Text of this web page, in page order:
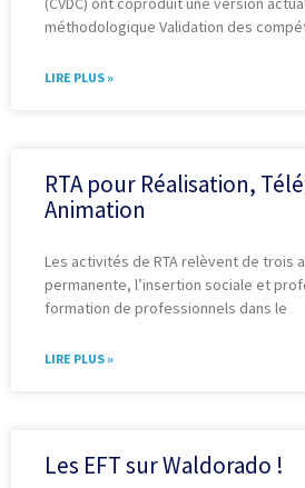
méthodologique Validation des
LIRE PLUS »
RTA pour Réalisation,
Animation
Les activités de RTA relèvent de trois
permanente, l’insertion sociale et
formation de professionnels dans le
LIRE PLUS »
Les EFT sur Waldorado !